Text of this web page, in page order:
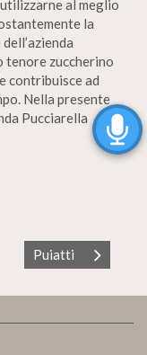
al meglio
la
tenore zuccherino
contribuisce ad
Nella presente
Pucciarella
Puiatti